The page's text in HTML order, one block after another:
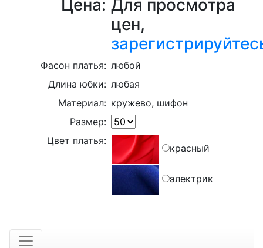
Цена: Для просмотра
цен,
Фасон платья: любой
Длина юбки: любая
Материал: кружево, шифон
Размер:
Цвет платья:
красный
электрик